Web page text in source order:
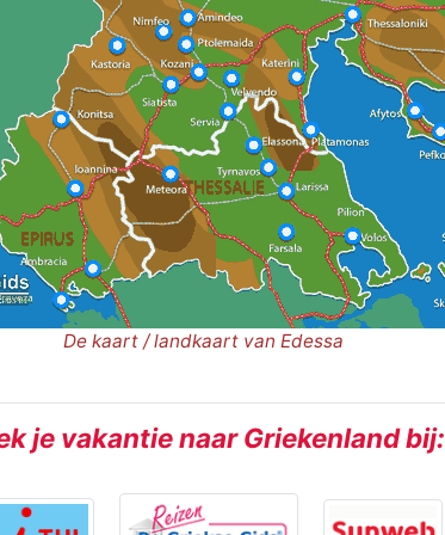
De kaart / landkaart van Edessa
je vakantie naar Griekenland bij: